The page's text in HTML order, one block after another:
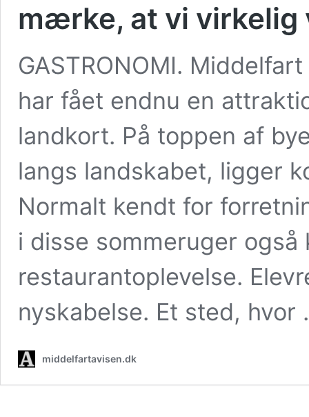
mærke, at vi virkelig
GASTRONOMI.
har fået endnu en
landkort. På toppen af
langs landskabet, ligger
Normalt kendt for
i disse sommeruger
restaurantoplevelse.
nyskabelse. Et sted,
middelfartavisen.dk